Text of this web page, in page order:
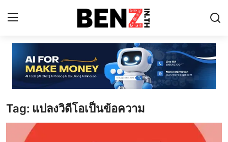
Home
Contact
AI Tools
ChatGPT Prompts
Tag: แปลงวิดีโอเป็นข้อความ